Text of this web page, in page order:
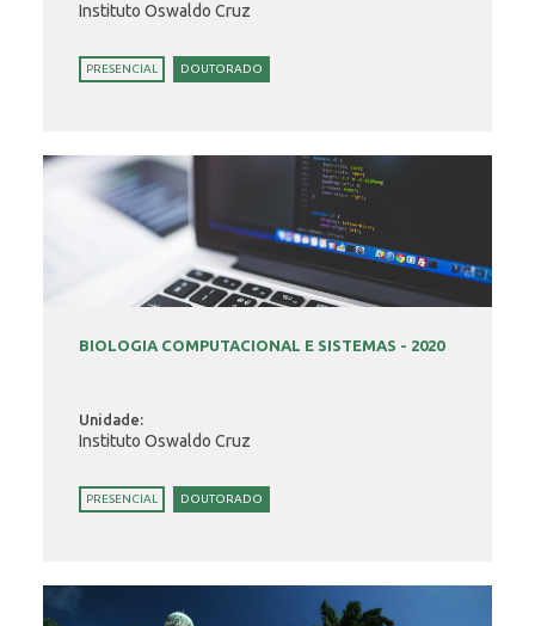
Instituto Oswaldo Cruz
PRESENCIAL DOUTORADO
BIOLOGIA COMPUTACIONAL E SISTEMAS - 2020
Unidade:
Instituto Oswaldo Cruz
PRESENCIAL DOUTORADO